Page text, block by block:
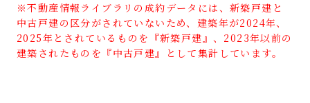
※不動産情報ライブラリの成約データには、新築戸建と
中古戸建の区分がされていないため、建築年が2024年、
2025年とされているものを『新築戸建』、2023年以前の
建築されたものを『中古戸建』として集計しています。